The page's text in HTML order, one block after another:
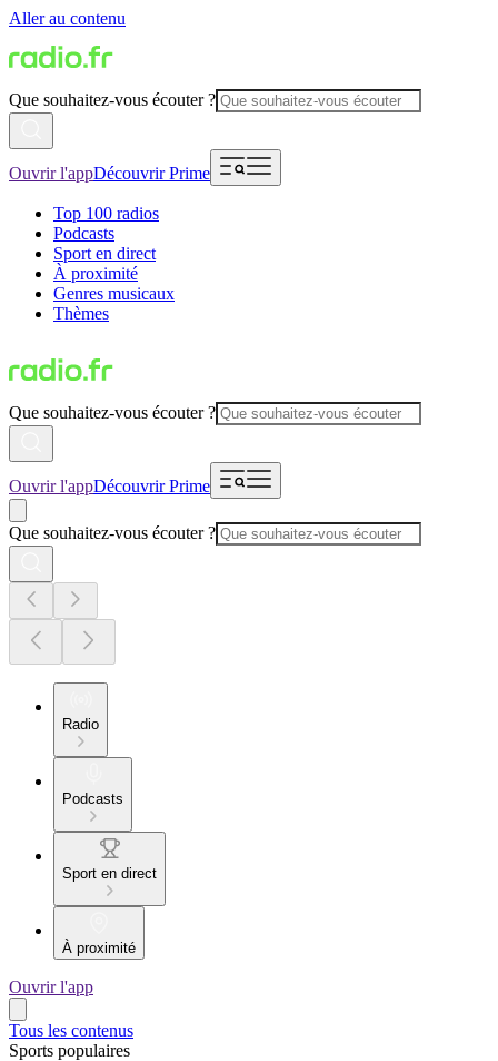
Aller au contenu
Que souhaitez-vous écouter ?
Ouvrir l'appDécouvrir Prime
Top 100 radios
Podcasts
Sport en direct
À proximité
Genres musicaux
Thèmes
Que souhaitez-vous écouter ?
Ouvrir l'appDécouvrir Prime
Que souhaitez-vous écouter ?
Radio
Podcasts
Sport en direct
À proximité
Ouvrir l'app
Tous les contenus
Sports populaires